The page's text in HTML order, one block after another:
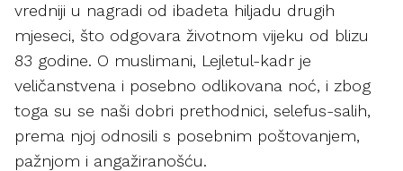
vredniji u nagradi od ibadeta hiljadu drugih
mjeseci, što odgovara životnom vijeku od blizu
83 godine. O muslimani, Lejletul-kadr je
veličanstvena i posebno odlikovana noć, i zbog
toga su se naši dobri prethodnici, selefus-salih,
prema njoj odnosili s posebnim poštovanjem,
pažnjom i angažiranošću.